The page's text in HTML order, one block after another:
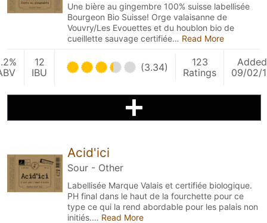
Une bière au gingembre 100% suisse labellisée
Bourgeon Bio Suisse! Orge valaisanne de
Vouvry/Les Evouettes et du houblon bio de
cueillette sauvage certifiée… Read More
12
IBU
(3.34)
123
Ratings
Added
09/02/
Acid'ici
Sour - Other
Labellisée Marque Valais et certifiée biologique.
PH final dans le haut de la fourchette pour ce
type ce qui la rend abordable pour les palais non
initiés.… Read More